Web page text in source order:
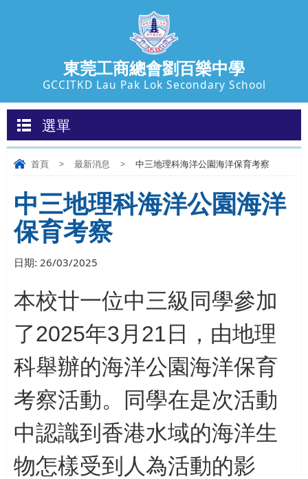
東莞工商總會劉百樂中學
GCCITKD Lau Pak Lok Secondary School
選單
首頁 > 最新消息 > 中三地理科海洋公園海洋保育考察
中三地理科海洋公園海洋
保育考察
日期: 26/03/2025
本校廿一位中三級 同學參加
了2025年3月 21 日，由地理
科舉辦的海洋公園海洋保育
考察活動。
同學在是次活動
中認識到香港水域的海洋生
物怎樣受到人為活動的影